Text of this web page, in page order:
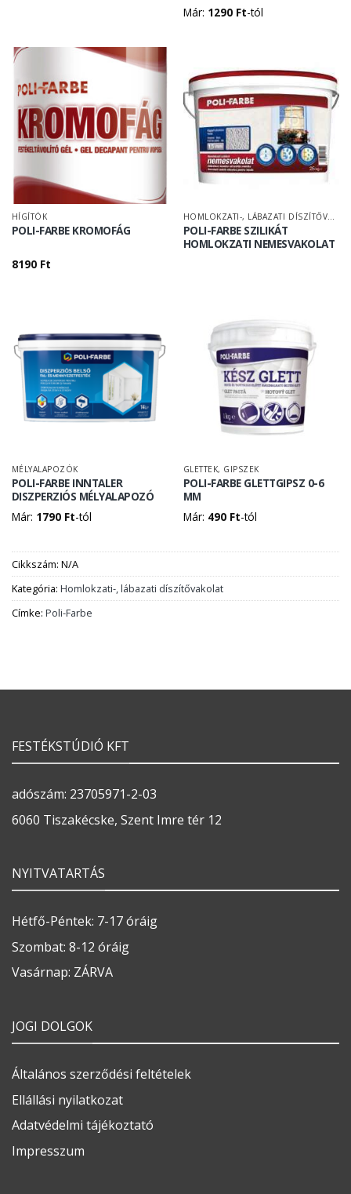
Már: 1290 Ft-tól
HÍGÍTÓK
POLI-FARBE KROMOFÁG
8190 Ft
HOMLOKZATI-, LÁBAZATI DÍSZÍTŐVAKOLAT
POLI-FARBE SZILIKÁT
HOMLOKZATI NEMESVAKOLAT
MÉLYALAPOZÓK
POLI-FARBE INNTALER
DISZPERZIÓS MÉLYALAPOZÓ
Már: 1790 Ft-tól
GLETTEK, GIPSZEK
POLI-FARBE GLETTGIPSZ 0-6
MM
Már: 490 Ft-tól
Cikkszám: N/A
Kategória: Homlokzati-, lábazati díszítővakolat
Címke: Poli-Farbe
FESTÉKSTÚDIÓ KFT
adószám: 23705971-2-03
6060 Tiszakécske, Szent Imre tér 12
NYITVATARTÁS
Hétfő-Péntek: 7-17 óráig
Szombat: 8-12 óráig
Vasárnap: ZÁRVA
JOGI DOLGOK
Általános szerződési feltételek
Ellállási nyilatkozat
Adatvédelmi tájékoztató
Impresszum